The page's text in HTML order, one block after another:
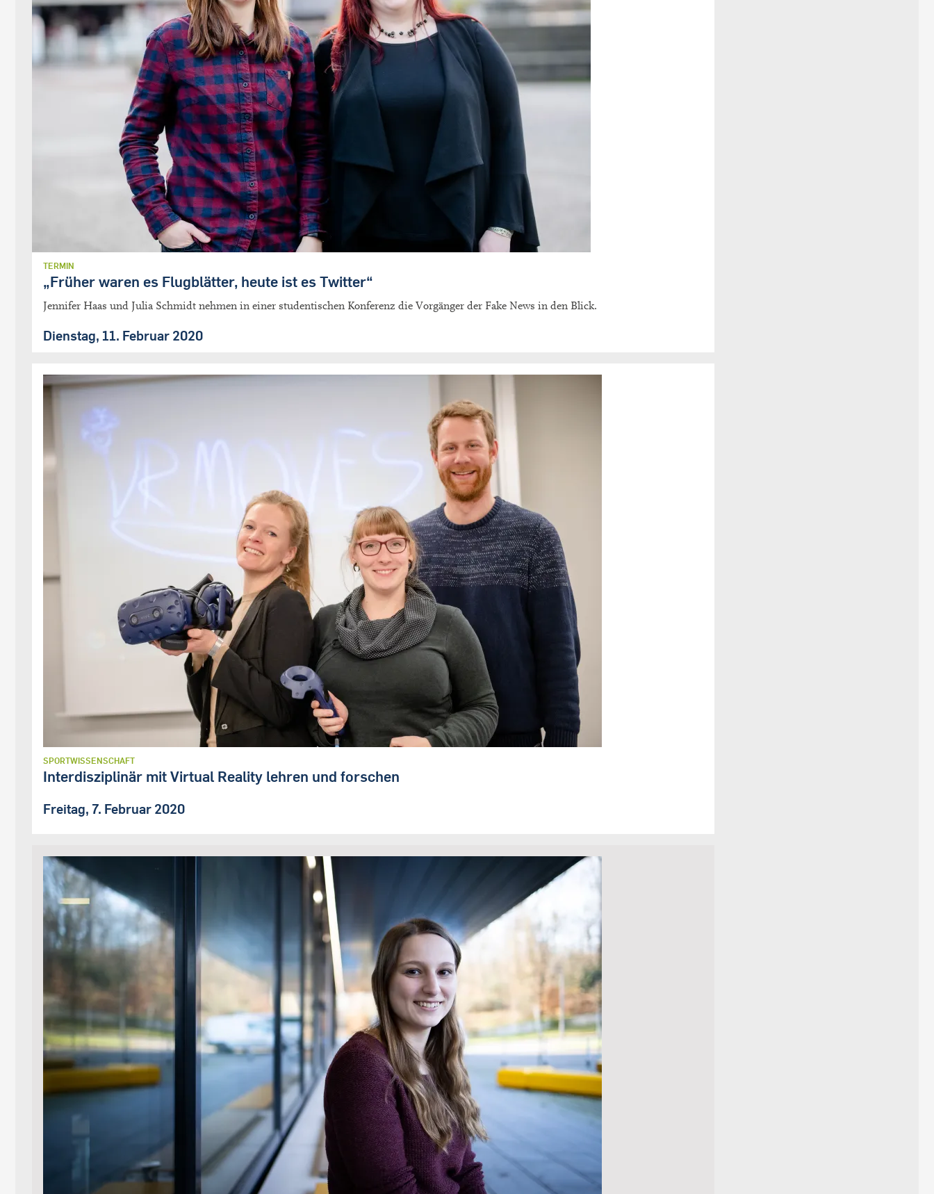
TERMIN
„Früher waren es Flugblätter, heute ist es Twitter“
Jennifer Haas und Julia Schmidt nehmen in einer studentischen Konferenz die Vorgänger der Fake News in den Blick.
Dienstag, 11. Februar 2020
SPORTWISSENSCHAFT
Interdisziplinär mit Virtual Reality lehren und forschen
Freitag, 7. Februar 2020